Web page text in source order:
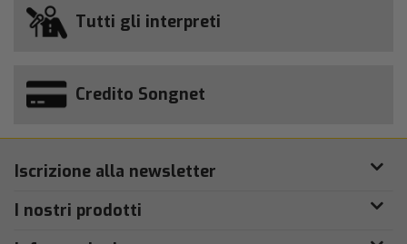
Tutti gli interpreti
Credito Songnet
Iscrizione alla newsletter
I nostri prodotti